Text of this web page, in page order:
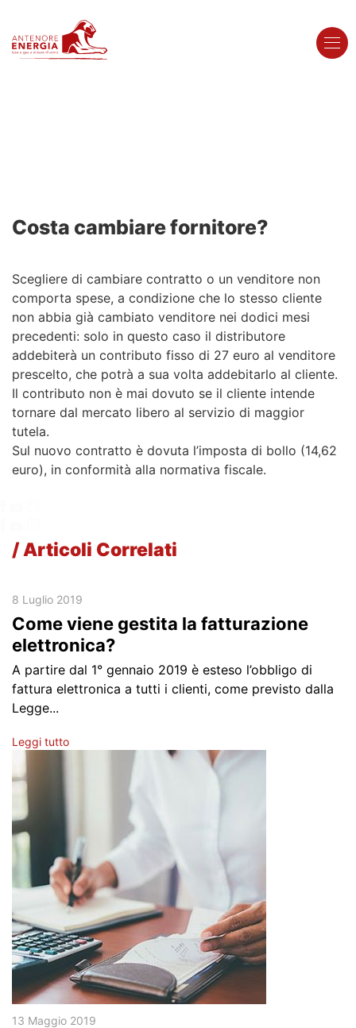
Per la tua casa
Zero Pensieri Casa Luce + Gas
Offerte Luce
Offerte Gas
Mondo
Sponsor Plus
La nostra storia
Ènore
Per la tua
impresa
Zero Pensieri Luce + Gas
Offerta Gas
Offerta Luce
Diventa cliente
Scopri come fare se stai per
presente il contatore ma la
fornitura non è attiva.
Informazioni
Assistenza
Modulistica
Punti energia
Trasparenza
Bonus sociale
Fine Tutela
Comunità Energetiche
FAQs
Domande e risposte Luce
Costa cambiare fornitore?
Scegliere di cambiare contratto o un venditore non
comporta spese, a condizione che lo stesso cliente
non abbia già cambiato venditore nei dodici mesi
precedenti: solo in questo caso il distributore
addebiterà un contributo fisso di 27 euro al venditore
prescelto, che potrà a sua volta addebitarlo al cliente.
Il contributo non è mai dovuto se il cliente intende
tornare dal mercato libero al servizio di maggior
tutela.
Sul nuovo contratto è dovuta l’imposta di bollo (14,62
euro), in conformità alla normativa fiscale.
/ Articoli Correlati
8 Luglio 2019
Come viene gestita la fatturazione
elettronica?
A partire dal 1° gennaio 2019 è esteso l’obbligo di
fattura elettronica a tutti i clienti, come previsto dalla
Legge...
Leggi tutto
13 Maggio 2019